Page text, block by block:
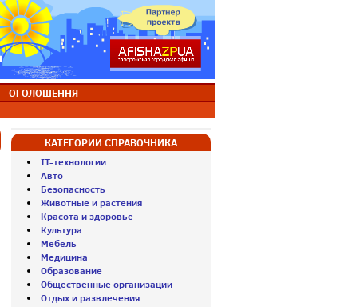
ОГОЛОШЕННЯ
КАТЕГОРИИ СПРАВОЧНИКА
IT-технологии
Авто
Безопасность
Животные и растения
Красота и здоровье
Культура
Мебель
Медицина
Образование
Общественные организации
Отдых и развлечения